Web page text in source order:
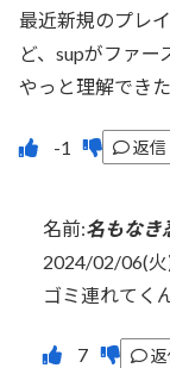
最近新規のプレ
ど、supがファ
やっと理解できた
返信
名前:名もなき
2024/02/06(火
ゴミ連れてく